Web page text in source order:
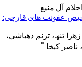
آل منیع
عفونت های قارچی:
تنها، ترنم دهباشی،
کیخا *